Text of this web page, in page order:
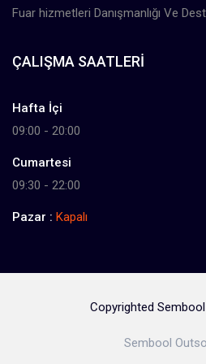
Fuar hizmetleri Danışmanlığı Ve
ÇALIŞMA SAATLERI
Hafta İçi
09:00 - 20:00
Cumartesi
09:30 - 22:00
Pazar : Kapalı
Copyrighted
Sembool